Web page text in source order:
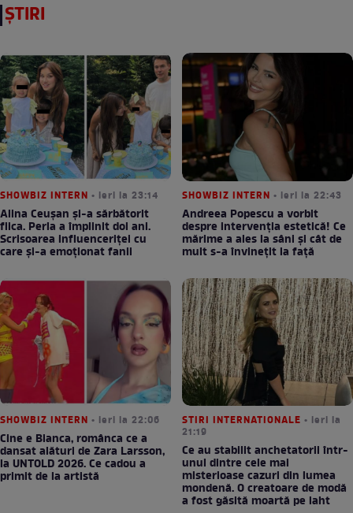
ȘTIRI
SHOWBIZ INTERN • ieri la 23:14
Alina Ceușan și-a sărbătorit
fiica. Perla a împlinit doi ani.
Scrisoarea influenceriței cu
care și-a emoționat fanii
SHOWBIZ INTERN • ieri la 22:43
Andreea Popescu a vorbit
despre intervenția estetică! Ce
mărime a ales la sâni și cât de
mult s-a învinețit la față
SHOWBIZ INTERN • ieri la 22:06
Cine e Bianca, românca ce a
dansat alături de Zara Larsson,
la UNTOLD 2026. Ce cadou a
primit de la artistă
STIRI INTERNATIONALE • ieri la
21:19
Ce au stabilit anchetatorii într-
unul dintre cele mai
misterioase cazuri din lumea
mondenă. O creatoare de modă
a fost găsită moartă pe iaht